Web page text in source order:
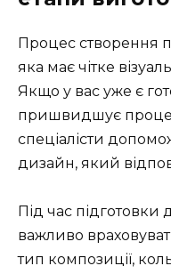
Процес створення
яка має чітке
Якщо у вас уже є
пришвидшує процес.
спеціалісти
дизайн, який
Під час підготовки
важливо
тип композиції,